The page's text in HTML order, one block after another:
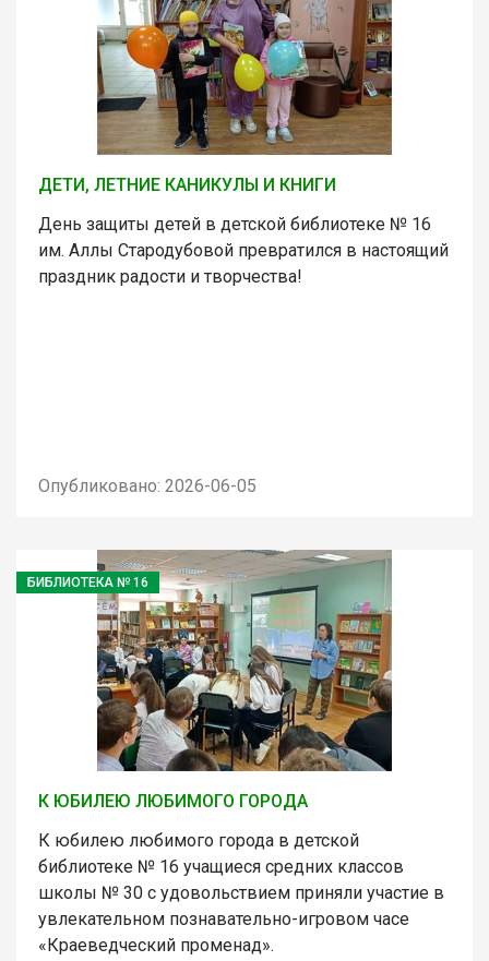
ДЕТИ, ЛЕТНИЕ КАНИКУЛЫ И КНИГИ
День защиты детей в детской библиотеке № 16
им. Аллы Стародубовой превратился в настоящий
праздник радости и творчества!
Опубликовано: 2026-06-05
БИБЛИОТЕКА № 16
К ЮБИЛЕЮ ЛЮБИМОГО ГОРОДА
К юбилею любимого города в детской
библиотеке № 16 учащиеся средних классов
школы № 30 с удовольствием приняли участие в
увлекательном познавательно-игровом часе
«Краеведческий променад».